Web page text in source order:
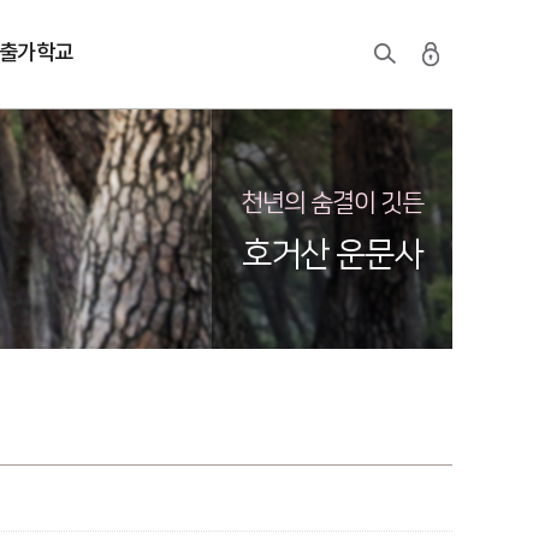
가학교
천년의 숨결이 깃든
호거산 운문사